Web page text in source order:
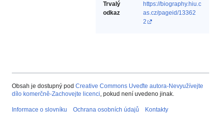
Trvalý
odkaz
https://biography.hiu.c
as.cz/pageid/13362
2
Obsah je dostupný pod Creative Commons Uveďte autora-Nevyužívejte
dílo komerčně-Zachovejte licenci, pokud není uvedeno jinak.
Informace o slovníku Ochrana osobních údajů Kontakty